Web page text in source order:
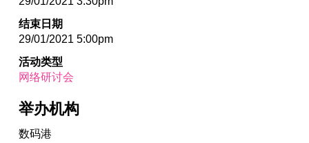
结束日期
29/01/2021 5:00pm
活动类型
网络研讨会
举办机构
数码港